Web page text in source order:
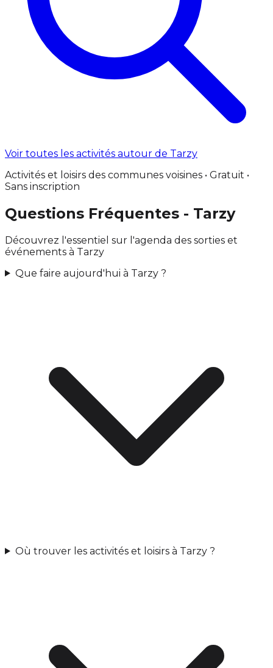
Voir toutes les activités autour de Tarzy
Activités et loisirs des communes voisines • Gratuit •
Sans inscription
Questions Fréquentes - Tarzy
Découvrez l'essentiel sur l'agenda des sorties et
événements à Tarzy
Que faire aujourd'hui à Tarzy ?
Où trouver les activités et loisirs à Tarzy ?